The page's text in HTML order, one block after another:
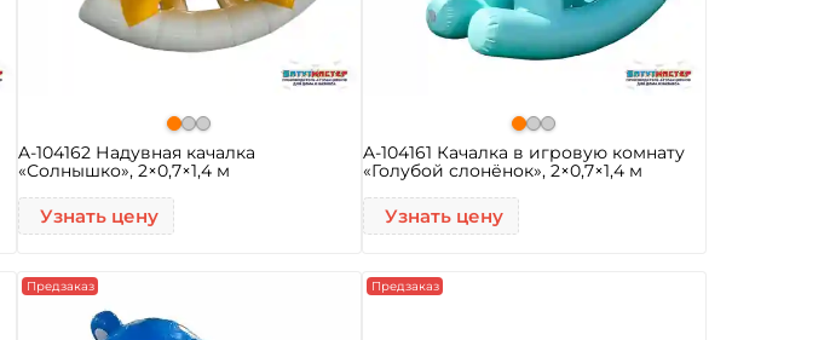
A-104162 Надувная качалка
«Солнышко», 2×0,7×1,4 м
Узнать цену
A-104161 Качалка в игровую комнату
«Голубой слонёнок», 2×0,7×1,4 м
Узнать цену
Предзаказ Предзаказ